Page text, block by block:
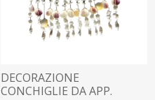
DECORAZIONE
CONCHIGLIE DA APP.